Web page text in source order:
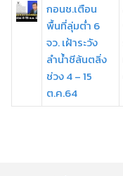
กอนช.เตือน
พื้นที่ลุ่มต่ำ 6
จว. เฝ้าระวัง
ลำน้ำชีล้นตลิ่ง
ช่วง 4 – 15
ต.ค.64